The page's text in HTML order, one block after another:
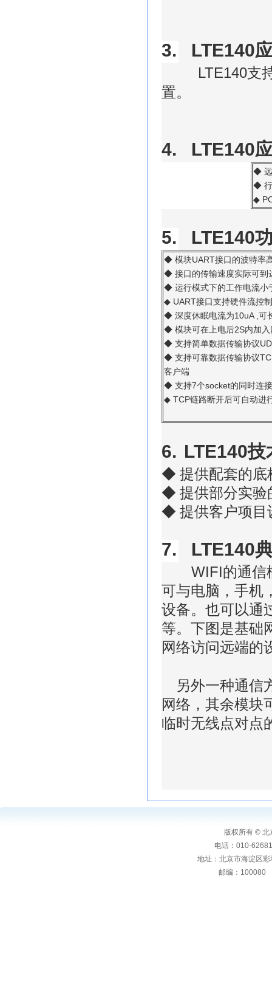
3. LTE140
LTE140支
置。
4. LTE140
◆
◆
◆
5. LTE140
◆ 模块UART接口的波特率
◆ 接口的传输速度实际可到
◆ 运行模式下的工作电流小
◆ UART接口支持硬件流控
◆ 深度休眠电流为10uA , 可
◆ 模块可在上电后2S内加
◆ 支持简单数据传输协议
◆ 支持可靠数据传输协议
客户端
◆ 支持7个socket的同时连
◆ TCP链路断开后可自动进
6. LTE140技
◆ 提供配套的底
◆ 提供部分实验
◆ 提供客户项目
7. LTE140
WIFI的通信
可与电脑，手机
设备。也可以通
等。下图是基础
网络访问远端的
另外一种通信
网络，其余模块
临时无线点对点
版权所有 ©
电话：010-
地址：北京市海淀区
邮编：100080